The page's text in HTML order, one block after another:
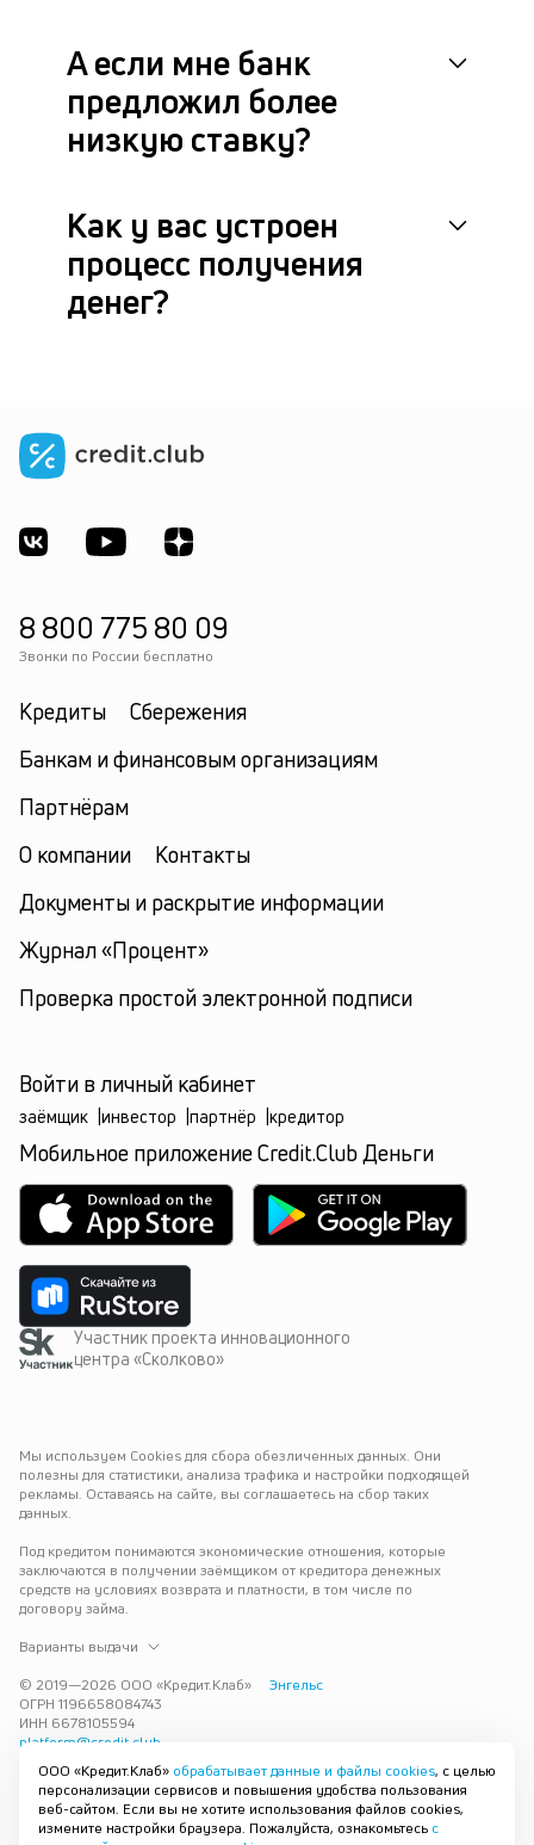
ООО «Кредит.Клаб» обрабатывает данные и файлы cookies, с целью
персонализации сервисов и повышения удобства пользования
веб-сайтом. Если вы не хотите использования файлов cookies,
измените настройки браузера. Пожалуйста, ознакомьтесь с
А если мне банк
предложил более
низкую ставку?
Как у вас устроен
процесс получения
денег?
8 800 775 80 09
Звонки по России бесплатно
Кредиты
Сбережения
Банкам и финансовым организациям
Партнёрам
О компании
Контакты
Документы и раскрытие информации
Журнал «Процент»
Проверка простой электронной подписи
Мы используем Cookies для сбора обезличенных данных. Они
полезны для статистики, анализа трафика и настройки подходящей
рекламы. Оставаясь на сайте, вы соглашаетесь на сбор таких
данных.
Под кредитом понимаются экономические отношения, которые
заключаются в получении заёмщиком от кредитора денежных
средств на условиях возврата и платности, в том числе по
договору займа.
Варианты выдачи
© 2019—2026 ООО «Кредит.Клаб»
ОГРН 1196658084743
ИНН 6678105594
Энгельс
platform@credit.club
Кредит под залог недвижимости в Энгельсе до 15 млн рублей —
срочно и без лишних справок. Получите деньги под залог
квартиры с плохой кредитной историей с одобрением за 30 минут.
Рассмотрим заявку и предложим наиболее подходящие условия
Войти в личный кабинет
заёмщик инвестор партнёр кредитор
Мобильное приложение Credit.Club Деньги
Участник проекта инновационного
центра «Сколково»